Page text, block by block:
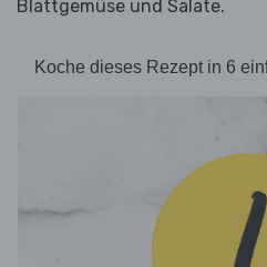
Blattgemüse und Salate.
Koche dieses Rezept in 6